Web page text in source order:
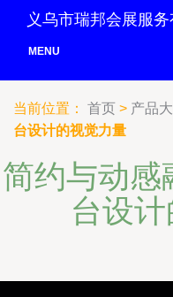
义乌市瑞邦会展服务
MENU
当前位置： 首页 > 产品
台设计的视觉力量
简约与动感
台设